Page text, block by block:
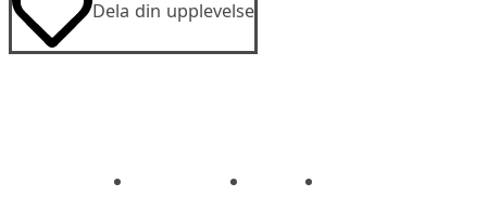
Dela din upplevelse